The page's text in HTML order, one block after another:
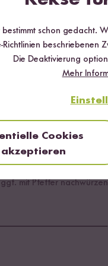
Gnocchi
Kokosmilch und
mit Pfeffer
bestimmt schon gedacht.
Richtlinien beschriebenen
Die Deaktivierung
Mehr
Cookies
akzeptieren